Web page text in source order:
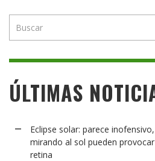
ÚLTIMAS
Eclipse solar: parece
mirando al sol pueden
retina